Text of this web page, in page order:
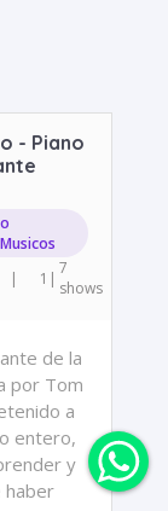
- Piano
| 1 | 7
shows
de la
por Tom
a
entero,
y
haber